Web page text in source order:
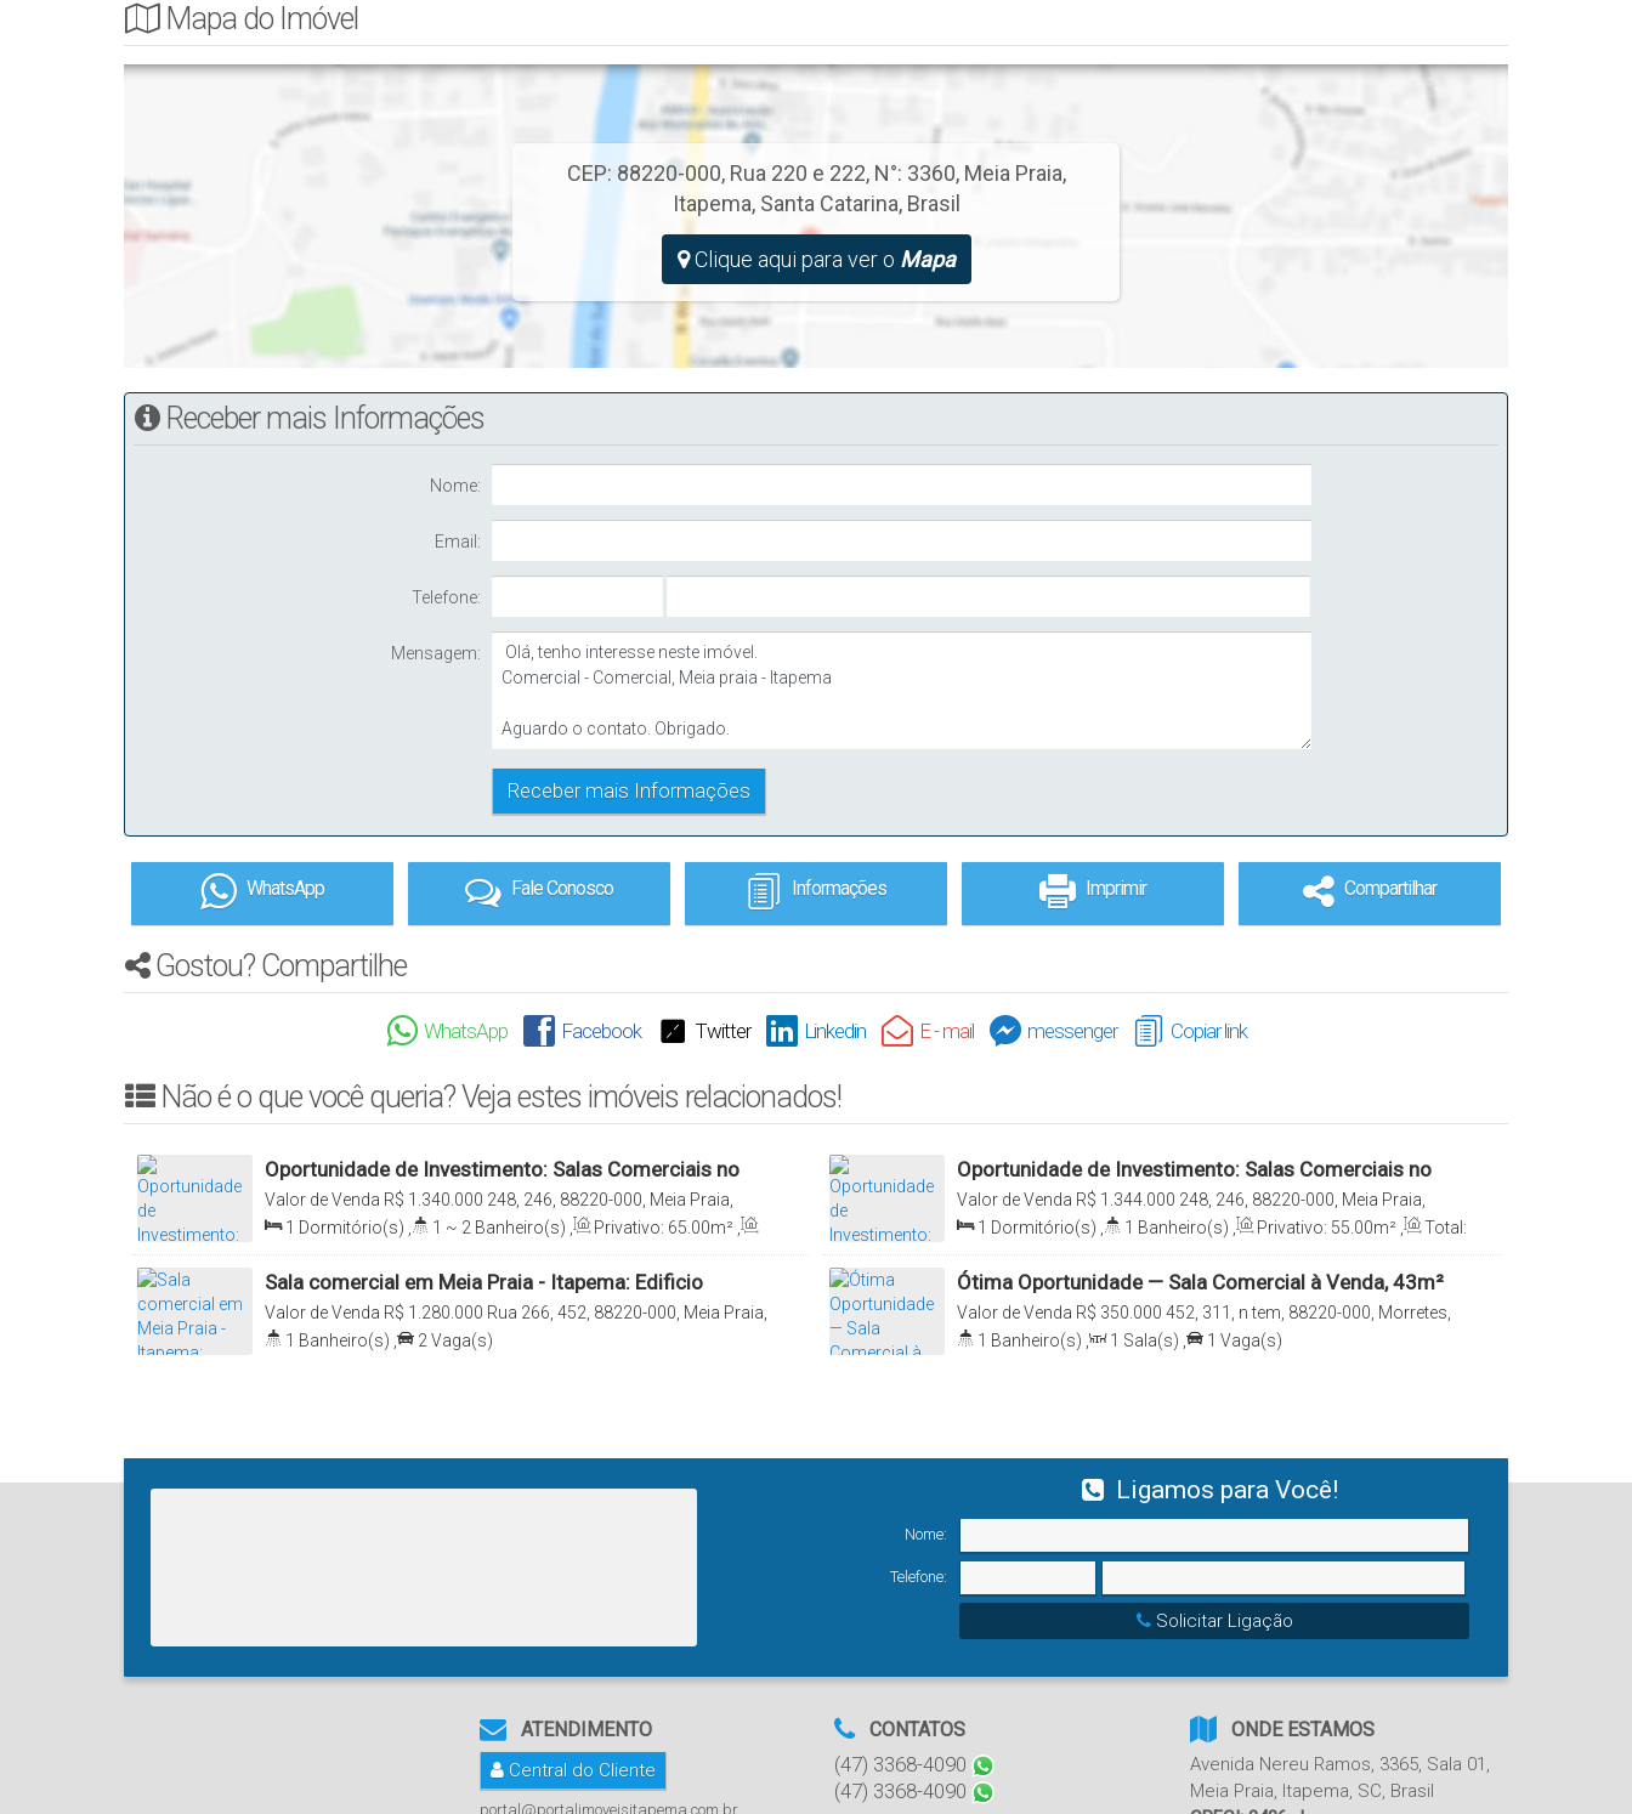
Mapa do Imóvel
CEP: 88220-000, Rua 220 e 222, N°: 3360, Meia Praia,
Itapema, Santa Catarina, Brasil
Clique aqui para ver o Mapa
Receber mais Informações
Nome:
Email:
Telefone:
Mensagem:
WhatsApp Fale Conosco Informações Imprimir Compartilhar
Gostou? Compartilhe
WhatsApp Facebook Twitter Linkedin E - mail messenger Copiar link
Não é o que você queria? Veja estes imóveis relacionados!
Oportunidade de Investimento: Salas Comerciais no
Residencial La Gioia em Meia Praia, Itapema
R$ 1.340.000
Valor de Venda
248, 246, 88220-000, Meia Praia,
Itapema, Santa Catarina, Brasil
1 Dormitório(s) , 1 ~ 2 Banheiro(s) , Privativo: 65.00m² ,
Total: 65.00m² , 1 Vaga(s)
Oportunidade de Investimento: Salas Comerciais no
Residencial La Gioia
R$ 1.344.000
Valor de Venda
248, 246, 88220-000, Meia Praia,
Itapema, Santa Catarina, Brasil
1 Dormitório(s) , 1 Banheiro(s) , Privativo: 55.00m² ,
Total:
55.00m² , 1 Vaga(s)
Sala comercial em Meia Praia - Itapema: Edificio
Harmony
R$ 1.280.000
Valor de Venda
Rua 266, 452, 88220-000, Meia Praia,
Itapema, Santa Catarina, Brasil
1 Banheiro(s) , 2 Vaga(s)
Ótima Oportunidade — Sala Comercial à Venda, 43m²
com Vaga Privativa
R$ 350.000
Valor de Venda
452, 311, n tem, 88220-000, Morretes,
Itapema, Santa Catarina, Brasil
1 Banheiro(s) , 1 Sala(s) , 1 Vaga(s)
Ligamos para Você!
Nome:
Telefone:
Solicitar Ligação
ATENDIMENTO
Central do Cliente
portal@portalimoveisitapema.com.br
CONTATOS
(47) 3368-4090
(47) 3368-4090
ONDE ESTAMOS
Avenida Nereu Ramos, 3365, Sala 01 ,
Meia Praia, Itapema, SC, Brasil